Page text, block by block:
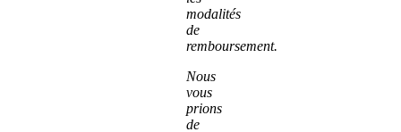
modalités
de
remboursement.
Nous
vous
prions
de